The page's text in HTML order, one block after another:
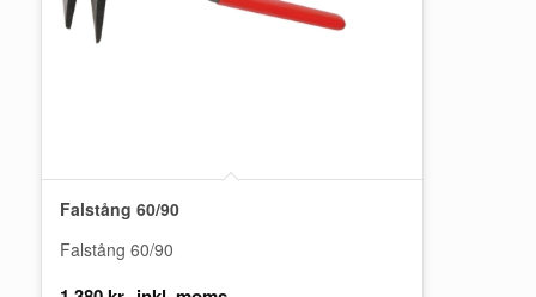
Falstång 60/90
Falstång 60/90